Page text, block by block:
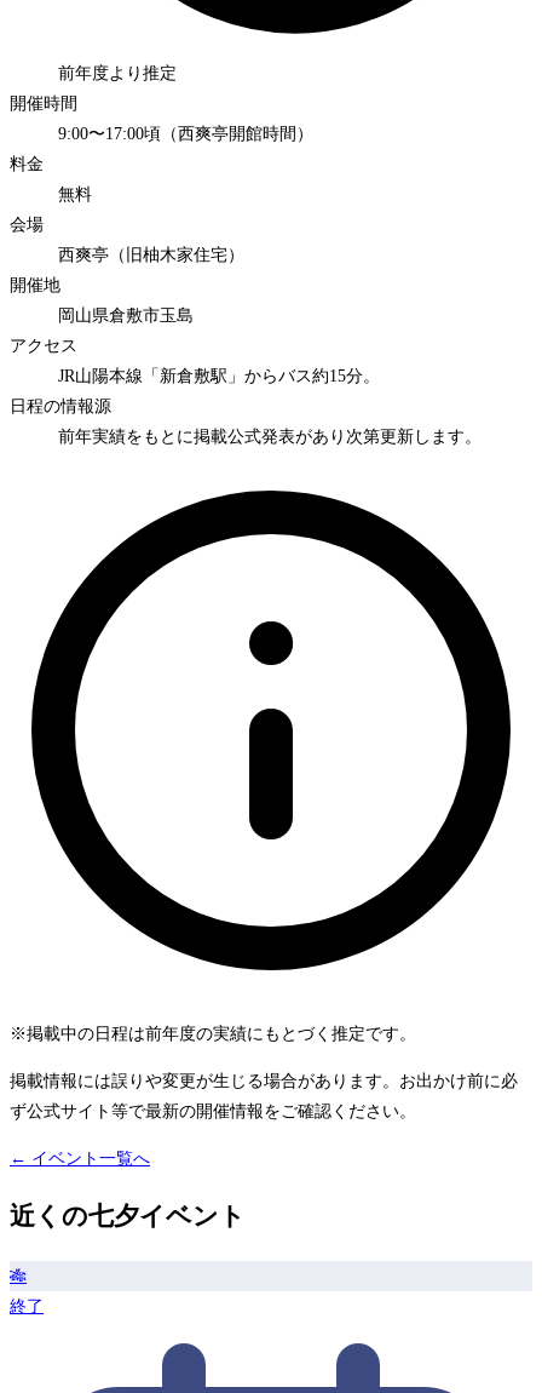
前年度より推定
開催時間
9:00〜17:00頃（西爽亭開館時間）
料金
無料
会場
西爽亭（旧柚木家住宅）
開催地
岡山県倉敷市玉島
アクセス
JR山陽本線「新倉敷駅」からバス約15分。
日程の情報源
前年実績をもとに掲載公式発表があり次第更新します。
※掲載中の日程は前年度の実績にもとづく推定です。
掲載情報には誤りや変更が生じる場合があります。お出かけ前に必
ず公式サイト等で最新の開催情報をご確認ください。
← イベント一覧へ
近くの七夕イベント
🎋
終了